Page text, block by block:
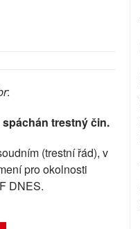
:
trestný čin.
(trestní řád), v
pro okolnosti
DNES.